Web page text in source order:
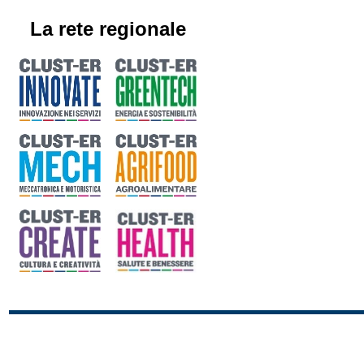
La rete regionale